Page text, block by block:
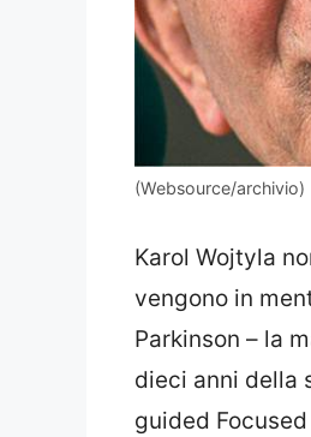
(Websource/archivio)
Karol Wojtyla
vengono in
Parkinson – la
dieci anni della
guided